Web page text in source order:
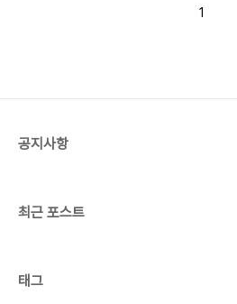
1
공지사항
최근 포스트
태그